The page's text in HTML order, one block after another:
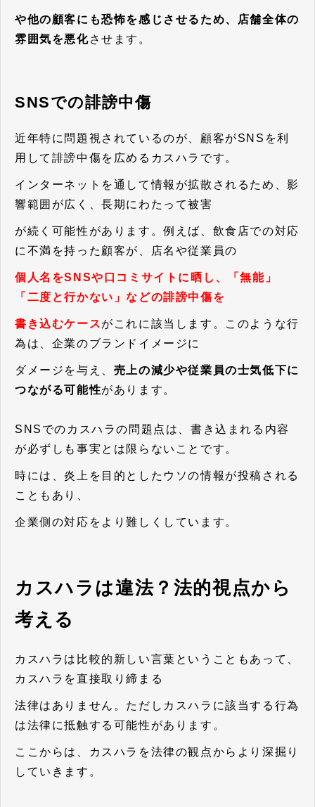
や他の顧客にも恐怖を感じさせるため、店舗全体の
雰囲気を悪化させます。
SNSでの誹謗中傷
近年特に問題視されているのが、顧客がSNSを利
用して誹謗中傷を広めるカスハラです。
インターネットを通して情報が拡散されるため、影
響範囲が広く、長期にわたって被害
が続く可能性があります。例えば、飲食店での対応
に不満を持った顧客が、店名や従業員の
個人名をSNSや口コミサイトに晒し、「無能」
「二度と行かない」などの誹謗中傷を
書き込むケースがこれに該当します。このような行
為は、企業のブランドイメージに
ダメージを与え、 売上の減少や従業員の士気低下に
つながる可能性があります。
SNSでのカスハラの問題点は、書き込まれる内容
が必ずしも事実とは限らないことです。
時には、炎上を目的としたウソの情報が投稿される
こともあり、
企業側の対応をより難しくしています。
カスハラは違法？法的視点から
考える
カスハラは比較的新しい言葉ということもあって、
カスハラを直接取り締まる
法律はありません。ただしカスハラに該当する行為
は法律に抵触する可能性があります。
ここからは、カスハラを法律の観点からより深掘り
していきます。